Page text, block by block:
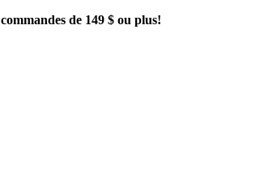
de 149 $ ou plus!